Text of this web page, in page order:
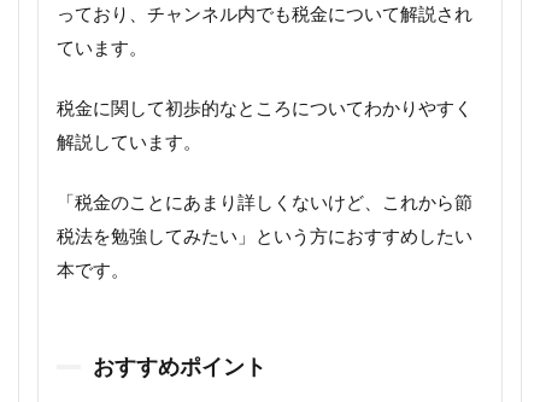
っており、チャンネル内でも税金について解説され
ています。
税金に関して初歩的なところについてわかりやすく
解説しています。
「税金のことにあまり詳しくないけど、これから節
税法を勉強してみたい」という方におすすめしたい
本です。
おすすめポイント